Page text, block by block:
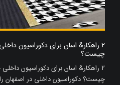
2 راهکار& اسان برای دکوراسیون
چیست؟
2 راهکار& اسان برای دکوراسیون
چیست؟ دکوراسیون داخلی در اصفهان